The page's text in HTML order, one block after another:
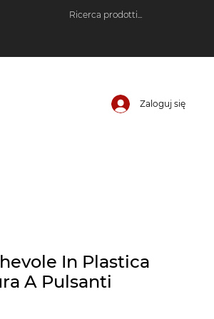
Zaloguj się
In Plastica
A Pulsanti